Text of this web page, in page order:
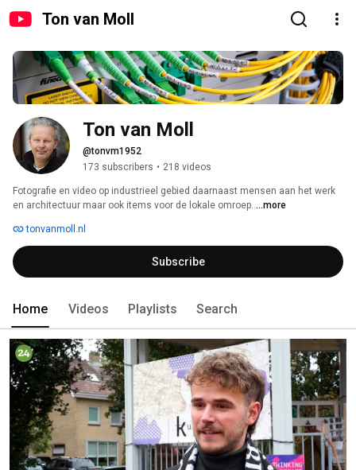
Ton van Moll
Ton van Moll
@tonvm1952
173 subscribers • 218 videos
Fotografie en video op industrieel gebied daarnaast mensen aan het werk
en architectuur maar ook items voor de lokale omroep. ...more
tonvanmoll.nl
Subscribe
Home Videos Playlists Search